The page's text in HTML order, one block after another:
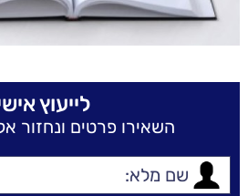
לייעוץ
השאירו פרטים ונחזור